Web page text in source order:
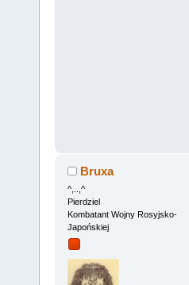
Bruxa
^,..,^
Pierdziel
Kombatant Wojny Rosyjsko-
Japońskiej